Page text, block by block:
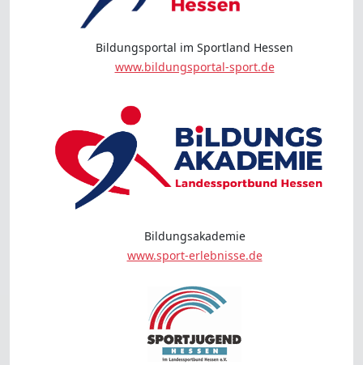
Bildungsportal im Sportland Hessen
www.bildungsportal-sport.de
Bildungsakademie
www.sport-erlebnisse.de